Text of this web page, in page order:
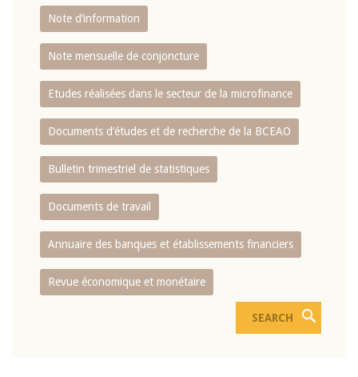
Note d’information
Note mensuelle de conjoncture
Etudes réalisées dans le secteur de la microfinance
Documents d’études et de recherche de la BCEAO
Bulletin trimestriel de statistiques
Documents de travail
Annuaire des banques et établissements financiers
Revue économique et monétaire